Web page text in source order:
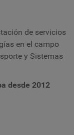
de servicios
en el campo
y Sistemas
desde 2012